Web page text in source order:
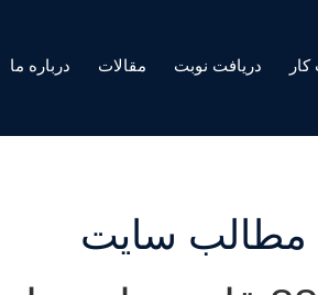
دریافت نوبت مقالات درباره ما
مطالب سایت